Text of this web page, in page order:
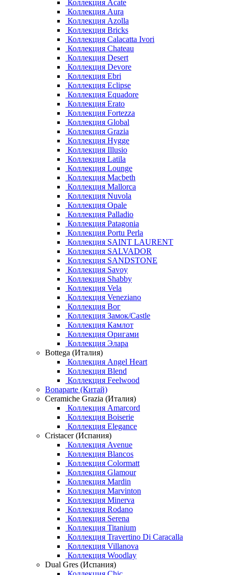
Коллекция Acate
Коллекция Aura
Коллекция Azolla
Коллекция Bricks
Коллекция Calacatta Ivori
Коллекция Chateau
Коллекция Desert
Коллекция Devore
Коллекция Ebri
Коллекция Eclipse
Коллекция Equadore
Коллекция Erato
Коллекция Fortezza
Коллекция Global
Коллекция Grazia
Коллекция Hygge
Коллекция Illusio
Коллекция Latila
Коллекция Lounge
Коллекция Macbeth
Коллекция Mallorca
Коллекция Nuvola
Коллекция Opale
Коллекция Palladio
Коллекция Patagonia
Коллекция Portu Perla
Коллекция SAINT LAURENT
Коллекция SALVADOR
Коллекция SANDSTONE
Коллекция Savoy
Коллекция Shabby
Коллекция Vela
Коллекция Veneziano
Коллекция Вог
Коллекция Замок/Castle
Коллекция Камлот
Коллекция Оригами
Коллекция Элара
Bottega (Италия)
Коллекция Angel Heart
Коллекция Blend
Коллекция Feelwood
Bonaparte (Китай)
Ceramiche Grazia (Италия)
Коллекция Amarcord
Коллекция Boiserie
Коллекция Elegance
Cristacer (Испания)
Коллекция Avenue
Коллекция Blancos
Коллекция Colormatt
Коллекция Glamour
Коллекция Mardin
Коллекция Marvinton
Коллекция Minerva
Коллекция Rodano
Коллекция Serena
Коллекция Titanium
Коллекция Travertino Di Caracalla
Коллекция Villanova
Коллекция Woodlay
Dual Gres (Испания)